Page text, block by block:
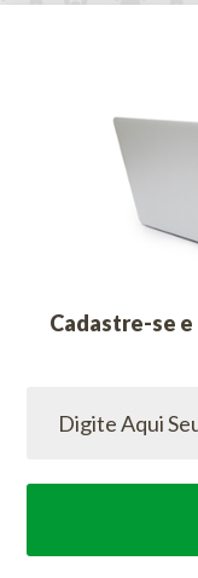
Cadastre-se